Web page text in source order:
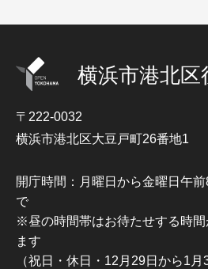
横浜市港北区
〒222-0032
横浜市港北区大豆戸町26番地1
開庁時間：月曜日から金曜日午
で
※昼の時間帯はお待たせする時間
ます
（祝日・休日・12月29日から1月